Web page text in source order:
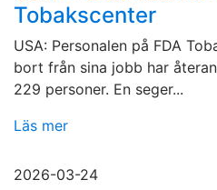
Tobakscenter
USA: Personalen på FDA
bort från sina jobb har
229 personer. En seger...
Läs mer
2026-03-24